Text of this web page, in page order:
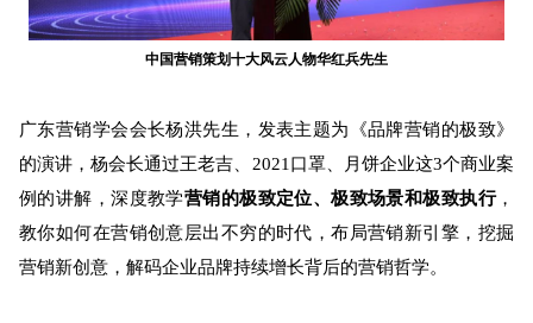
中国营销策划十大风云人物华红兵先生
广东营销学会会长杨洪先生，发表主题为《品牌营销的极致》
的演讲，杨会长通过王老吉、2021口罩、月饼企业这3个商业案
例的讲解，深度教学营销的极致定位、极致场景和极致执行，
教你如何在营销创意层出不穷的时代，布局营销新引擎，挖掘
营销新创意，解码企业品牌持续增长背后的营销哲学。